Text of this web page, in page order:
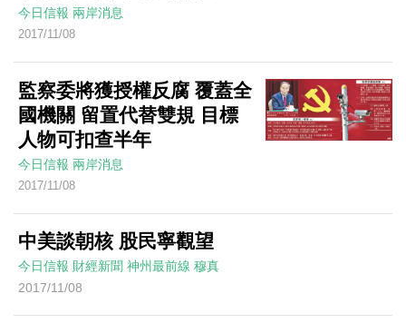
今日信報 兩岸消息
2017/11/08
監察委將獲授權反腐 覆蓋全
國機關 留置代替雙規 目標
人物可扣查半年
今日信報 兩岸消息
2017/11/08
中美談朝核 股民寧觀望
今日信報 財經新聞 神州最前線 穆真
2017/11/08